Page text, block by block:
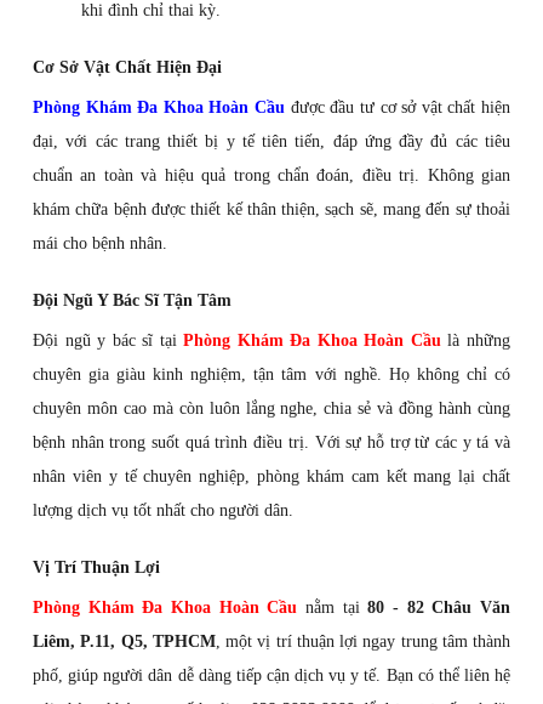
khi đình chỉ thai kỳ.
Cơ Sở Vật Chất Hiện Đại
Phòng Khám Đa Khoa Hoàn Cầu được đầu tư cơ sở vật chất hiện
đại, với các trang thiết bị y tế tiên tiến, đáp ứng đầy đủ các tiêu
chuẩn an toàn và hiệu quả trong chẩn đoán, điều trị. Không gian
khám chữa bệnh được thiết kế thân thiện, sạch sẽ, mang đến sự thoải
mái cho bệnh nhân.
Đội Ngũ Y Bác Sĩ Tận Tâm
Đội ngũ y bác sĩ tạiPhòng Khám Đa Khoa Hoàn Cầulà những
chuyên gia giàu kinh nghiệm, tận tâm với nghề. Họ không chỉ có
chuyên môn cao mà còn luôn lắng nghe, chia sẻ và đồng hành cùng
bệnh nhân trong suốt quá trình điều trị. Với sự hỗ trợ từ các y tá và
nhân viên y tế chuyên nghiệp, phòng khám cam kết mang lại chất
lượng dịch vụ tốt nhất cho người dân.
Vị Trí Thuận Lợi
Phòng Khám Đa Khoa Hoàn Cầu nằm tại80 - 82 Châu Văn
Liêm, P.11, Q5, TPHCM, một vị trí thuận lợi ngay trung tâm thành
phố, giúp người dân dễ dàng tiếp cận dịch vụ y tế. Bạn có thể liên hệ